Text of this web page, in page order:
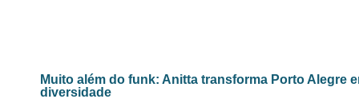
Muito além do funk: Anitta transforma Porto Alegre
diversidade